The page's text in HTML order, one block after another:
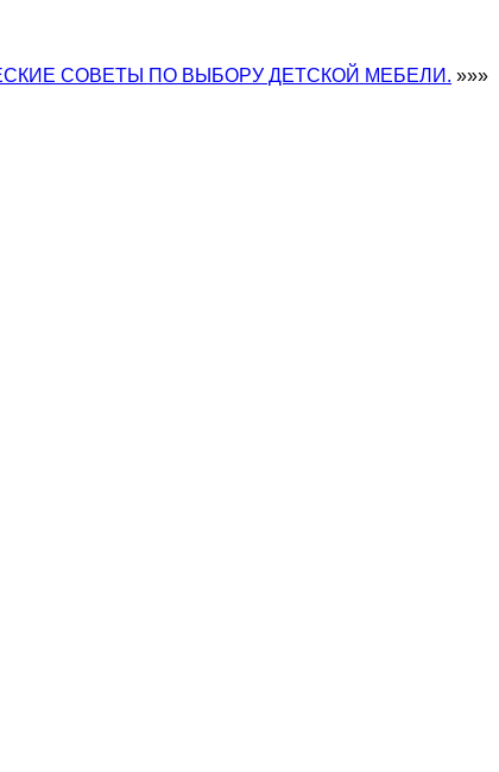
СОВЕТЫ ПО ВЫБОРУ ДЕТСКОЙ МЕБЕЛИ. »»»